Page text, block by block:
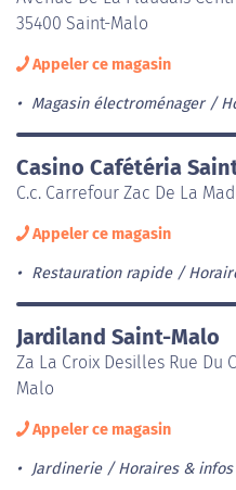
35400 Saint-Malo
Appeler ce magasin
Magasin électroménager
Casino Cafétéria
C.c. Carrefour Zac De La
Appeler ce magasin
Restauration rapide
Jardiland Saint-Malo
Za La Croix Desilles Rue Du
Malo
Appeler ce magasin
Jardinerie Horaires & infos